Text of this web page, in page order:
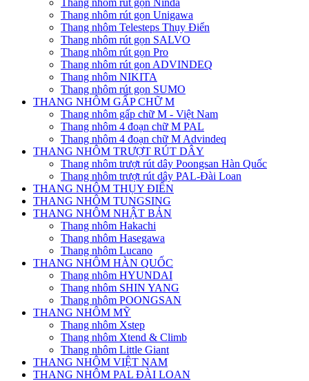
Thang nhôm rút gọn Ninda
Thang nhôm rút gọn Unigawa
Thang nhôm Telesteps Thụy Điển
Thang nhôm rút gọn SALVO
Thang nhôm rút gọn Pro
Thang nhôm rút gọn ADVINDEQ
Thang nhôm NIKITA
Thang nhôm rút gọn SUMO
THANG NHÔM GẤP CHỮ M
Thang nhôm gấp chữ M - Việt Nam
Thang nhôm 4 đoạn chữ M PAL
Thang nhôm 4 đoạn chữ M Advindeq
THANG NHÔM TRƯỢT RÚT DÂY
Thang nhôm trượt rút dây Poongsan Hàn Quốc
Thang nhôm trượt rút dây PAL-Đài Loan
THANG NHÔM THỤY ĐIỂN
THANG NHÔM TUNGSING
THANG NHÔM NHẬT BẢN
Thang nhôm Hakachi
Thang nhôm Hasegawa
Thang nhôm Lucano
THANG NHÔM HÀN QUỐC
Thang nhôm HYUNDAI
Thang nhôm SHIN YANG
Thang nhôm POONGSAN
THANG NHÔM MỸ
Thang nhôm Xstep
Thang nhôm Xtend & Climb
Thang nhôm Little Giant
THANG NHÔM VIỆT NAM
THANG NHÔM PAL ĐÀI LOAN